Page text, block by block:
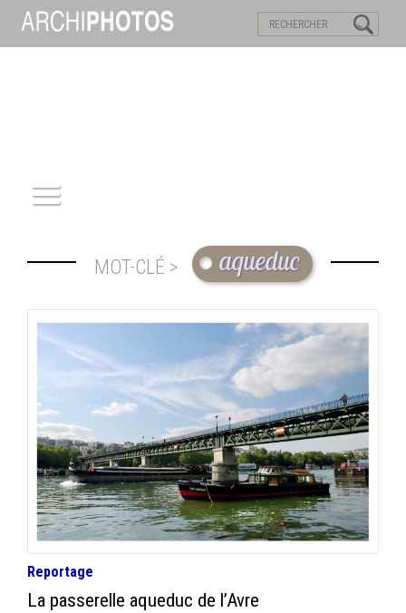
PATRIMOINE
REPORTAGE
INFOS
PORTFOLIO
CONTACT
MOT-CLÉ > aqueduc
Reportage
La passerelle aqueduc de l’Avre